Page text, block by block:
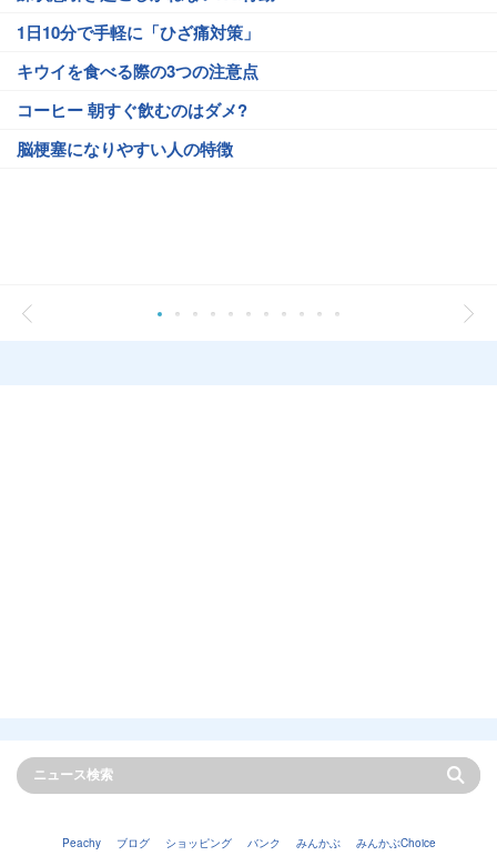
1日10分で手軽に「ひざ痛対策」
キウイを食べる際の3つの注意点
コーヒー 朝すぐ飲むのはダメ?
脳梗塞になりやすい人の特徴
Peachy ブログ ショッピング バンク みんかぶ みんかぶChoice